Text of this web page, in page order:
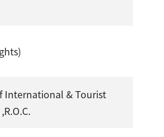
International & Tourist